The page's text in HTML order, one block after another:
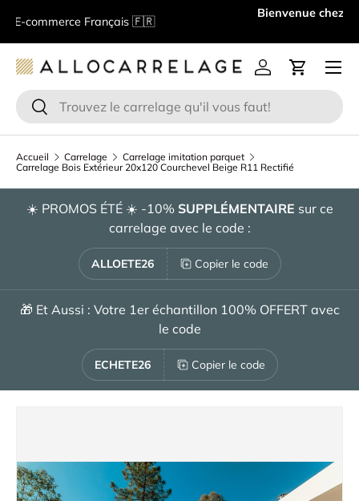
Aller au contenu
E-commerce Français 🇫🇷
Recherche
Rechercher
Se connecter
Panier
Menu
Accueil Carrelage
Carrelage imitation parquet
Carrelage Bois Extérieur 20x120 Courchevel Beige R11 Rectifié
☀️ PROMOS ÉTÉ ☀️ -10% SUPPLÉMENTAIRE sur ce
carrelage avec le code :
ALLOETE26 Copier le code
🎁 Et Aussi : Votre 1er échantillon 100% OFFERT avec
le code
ECHETE26 Copier le code